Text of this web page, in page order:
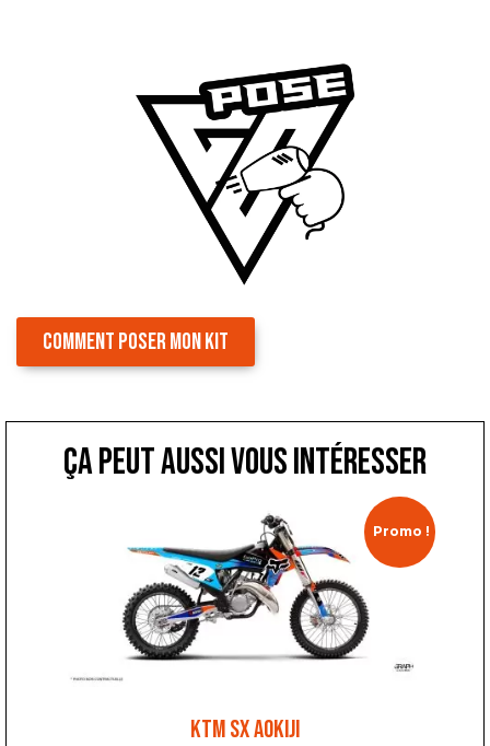
COMMENT POSER MON KIT
ça peut aussi vous intéresser
Promo !
KTM SX AOKIJI